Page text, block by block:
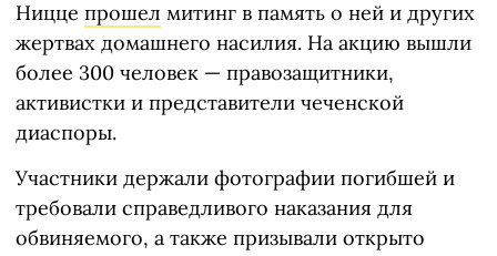
Ницце прошел митинг в память о ней и других
жертвах домашнего насилия. На акцию вышли
более 300 человек — правозащитники,
активистки и представители чеченской
диаспоры.
Участники держали фотографии погибшей и
требовали справедливого наказания для
обвиняемого, а также призывали открыто